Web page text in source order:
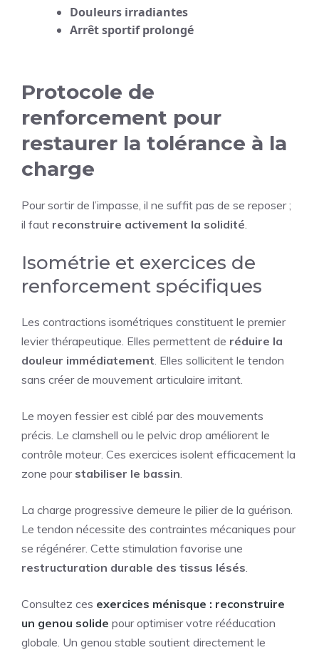
Douleurs irradiantes
Arrêt sportif prolongé
Protocole de
renforcement pour
restaurer la tolérance à la
charge
Pour sortir de l’impasse, il ne suffit pas de se reposer ;
il faut reconstruire activement la solidité
Isométrie et exercices de
renforcement spécifiques
Les contractions isométriques constituent le premier
levier thérapeutique. Elles permettent de réduire la
douleur immédiatement . Elles sollicitent le tendon
sans créer de mouvement articulaire irritant.
Le moyen fessier est ciblé par des mouvements
précis. Le clamshell ou le pelvic drop améliorent le
contrôle moteur. Ces exercices isolent efficacement la
zone pour stabiliser le bassin
La charge progressive demeure le pilier de la guérison.
Le tendon nécessite des contraintes mécaniques pour
se régénérer. Cette stimulation favorise une
restructuration durable des tissus lésés
Consultez ces exercices ménisque : reconstruire
un genou solide pour optimiser votre rééducation
globale. Un genou stable soutient directement le